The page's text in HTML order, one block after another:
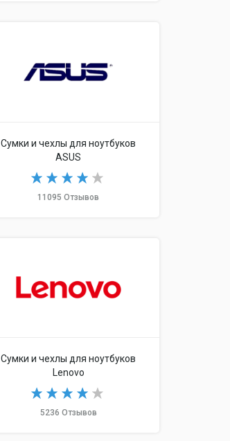
Сумки и чехлы для ноутбуков
ASUS
11095 Отзывов
Сумки и чехлы для ноутбуков
Lenovo
5236 Отзывов